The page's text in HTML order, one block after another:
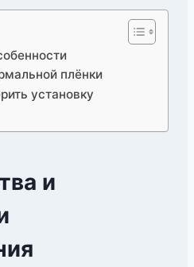
плёнки
установку
и